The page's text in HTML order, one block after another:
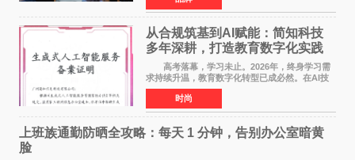
行业普遍陷
从合规筑基到AI赋能：简知科技
多年深耕，打造教育数字化实践
范本
高考落幕，学习未止。2026年，终身学习需
求持续升温，教育数字化转型已成必然。在AI技
术已经全面融入教育领域的形式下，传统在线教
育统一教学之弊、AI内容监管之难、数据安全之
忧，亦随之凸显
时尚
上班族通勤防晒全攻略：每天 1 分钟，告别办公室暗黄
脸